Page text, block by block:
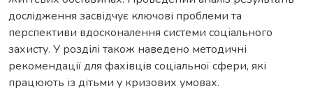
дослідження засвідчує ключові проблеми та
перспективи вдосконалення системи соціального
захисту. У розділі також наведено методичні
рекомендації для фахівців соціальної сфери, які
працюють із дітьми у кризових умовах.